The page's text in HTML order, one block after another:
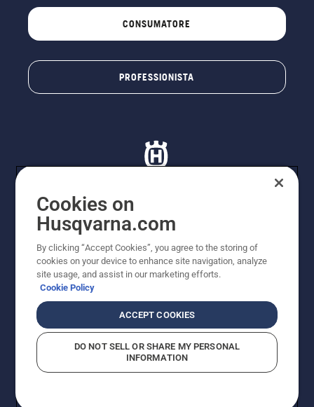
CONSUMATORE
PROFESSIONISTA
© Husqvarna AB (publ). Tutti i diritti riservati. I prezzi
Husqvarna Schweiz AG per i rivenditori specializzati
aderenti all’iniziativa, prezzi in CHF comprensivi di IVA
all’ 8,1% e TRA. Con riserva di modifica. Tutti i prezzi
indicati sono prezzi al dettaglio consigliati (IVA inclusa),
a meno che il prodotto non sia disponibile per l'acquisto
Informativa sui cookieTermini di utilizzo
Informativa sulla privacyRiferimentiCGVF Negozio online
Segnalazione di presunte violazioni
Cookies on
Husqvarna.com
By clicking “Accept Cookies”, you agree to the storing of
cookies on your device to enhance site navigation, analyze
site usage, and assist in our marketing efforts.
Cookie Policy
ACCEPT COOKIES
DO NOT SELL OR SHARE MY PERSONAL
INFORMATION